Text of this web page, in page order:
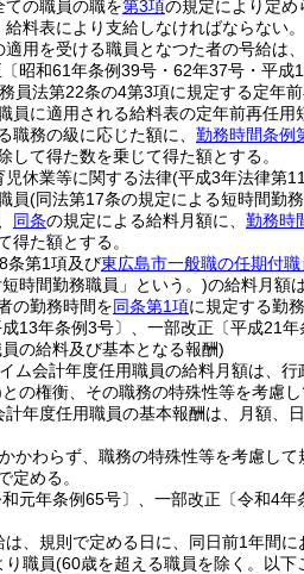
の職員の職を第3項の規定により定め
料表により支給しなければならない。
用を受ける職員となつた者の号給は
昭和61年条例39号・62年37号・平
員法第22条の4第3項に規定する定年
員に適用される給料表の定年前再任用
職務の級に応じた額に、 勤務時間条例
して得た数を乗じて得た額とする。
児休業等に関する法律(平成3年法律第
員(同法第17条の規定による短時間勤
同条の規定による給料月額に、 勤務時
得た額とする。
条第1項及び東広島市一般職の任期付
時間勤務職員」という。)の給料月額は
の勤務時間を同条第1項に規定する勤
13年条例3号〕、一部改正〔平成21
の給料及び基本となる報酬)
ム会計年度任用職員の給料月額は、
との権衡、その職務の特殊性等を考慮し
計年度任用職員の基本報酬は、月額、
かわらず、職務の特殊性等を考慮し
定める。
元年条例65号〕、一部改正〔令和4年
は、規則で定める日に、同日前1年間
り職員(60歳を超える職員を除く。以下